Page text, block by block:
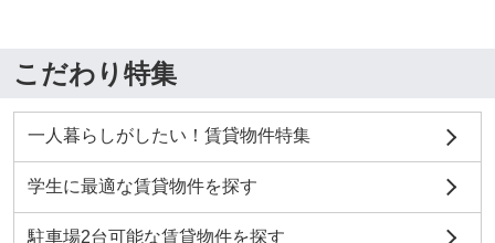
こだわり特集
一人暮らしがしたい！賃貸物件特集
学生に最適な賃貸物件を探す
駐車場2台可能な賃貸物件を探す